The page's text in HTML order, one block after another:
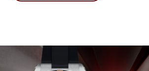
ESFERA COLOR CLARO
REF: M79360N-0012